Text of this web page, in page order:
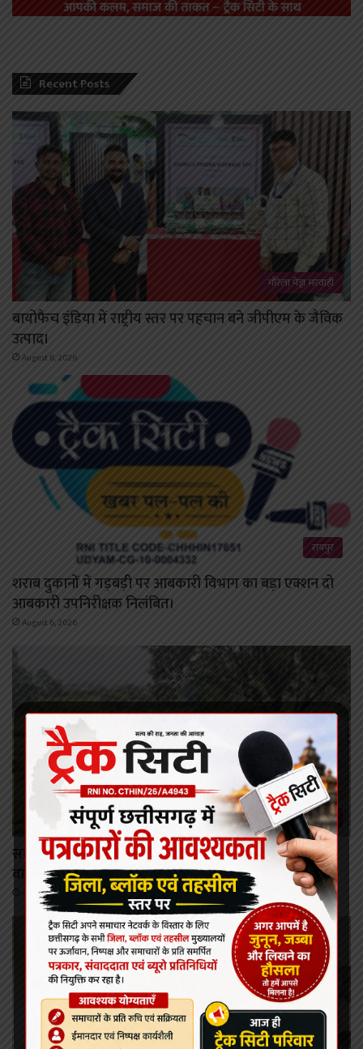
Recent Posts
गौरेला पेंड्रा मरवाही
बायोफैच इंडिया में राष्ट्रीय स्तर पर पहचान बने जीपीएम के जैविक
उत्पाद।
August 6, 2026
रायपुर
शराब दुकानों में गड़बड़ी पर आबकारी विभाग का बड़ा एक्शन दो
आबकारी उपनिरीक्षक निलंबित।
August 6, 2026
कोरबा
सर्वमंगला मंदिर के पास कोयला लोड ट्रेलर पलटा तेज रफ्तार
वाहन गार्डन में घुसा चालक घायल।
August 6, 2026